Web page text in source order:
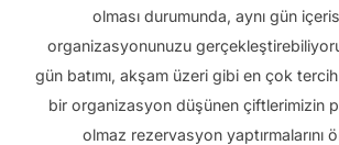
olması durumunda, aynı gün
organizasyonunuzu
gün batımı, akşam üzeri gibi en çok
bir organizasyon düşünen çiftlerimizin
olmaz rezervasyon yaptırmalarını